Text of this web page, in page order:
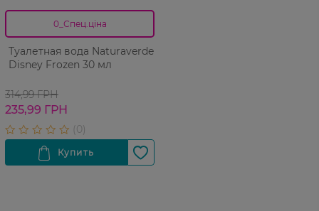
0_Спец.ціна
Туалетная вода Naturaverde
Disney Frozen 30 мл
314,99 ГРН
235,99 ГРН